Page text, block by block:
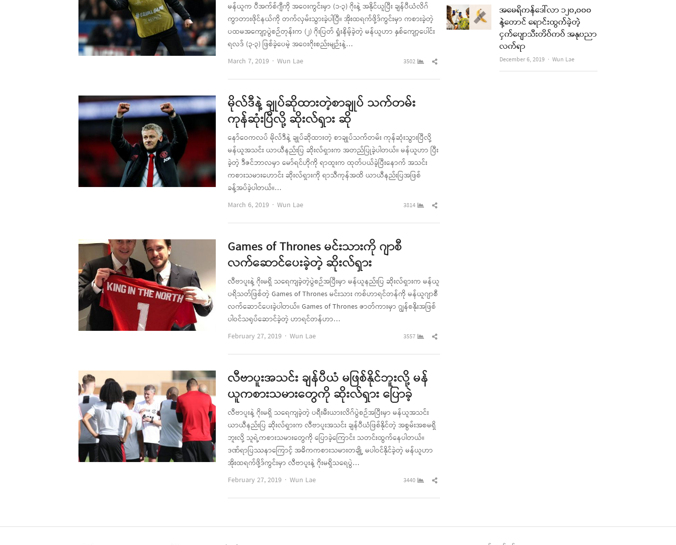
မန်ယူက ပီအက်စ်ဂျီကို အဝေးကွင်းမှာ (၁-၃) ဂိုးနဲ့ အနိုင်ယူပြီး ချန်ပီယံလိဂ်
ကွာတားဖိုင်နယ်ကို တက်လှမ်းသွားခဲ့ပါပြီ။ အိုးထရက်ဖို့ဒ်ကွင်းမှာ ကစားခဲ့တဲ့
ပထမအကျော့ပွဲစဉ်တုန်းက (၂) ဂိုးပြတ် ရှုံးနိမ့်ခဲ့တဲ့ မန်ယူဟာ နှစ်ကျော့ပေါင်း
ရလဒ် (၃-၃) ဖြစ်ခဲ့ပေမဲ့ အဝေးဂိုးစည်းမျဉ်းနဲ့…
March 7, 2019
Author
Wun Lae 3502
Share
post
မိုလ်ဒီနဲ့ ချုပ်ဆိုထားတဲ့စာချုပ် သက်တမ်း
ကုန်ဆုံးပြီလို့ ဆိုးလ်ရှား ဆို
နော်ဝေကလပ် မိုလ်ဒီနဲ့ ချုပ်ဆိုထားတဲ့ စာချုပ်သက်တမ်း ကုန်ဆုံးသွားပြီလို့
မန်ယူအသင်း ယာယီနည်းပြ ဆိုးလ်ရှားက အတည်ပြုခဲ့ပါတယ်။ မန်ယူဟာ ပြီး
ခဲ့တဲ့ ဒီဇင်ဘာလမှာ မော်ရင်ဟိုကို ရာထူးက ထုတ်ပယ်ခဲ့ပြီးနောက် အသင်း
ကစားသမားဟောင်း ဆိုးလ်ရှားကို ရာသီကုန်အထိ ယာယီနည်းပြအဖြစ်
ခန့်အပ်ခဲ့ပါတယ်။…
March 6, 2019
Author
Wun Lae 3814
Share
post
Games of Thrones မင်းသားကို ဂျာစီ
လက်ဆောင်ပေးခဲ့တဲ့ ဆိုးလ်ရှား
လီဗာပူးနဲ့ ဂိုးမရှိ သရေကျခဲ့တဲ့ပွဲစဉ်အပြီးမှာ မန်ယူနည်းပြ ဆိုးလ်ရှားက မန်ယူ
ပရိသတ်ဖြစ်တဲ့ Games of Thrones မင်းသား ကစ်ဟာရင်တန်ကို မန်ယူဂျာစီ
လက်ဆောင်ပေးခဲ့ပါတယ်။ Games of Thrones ဇာတ်ကားမှာ ဂျွန်စနိုးအဖြစ်
ပါဝင်သရုပ်ဆောင်ခဲ့တဲ့ ဟာရင်တန်ဟာ…
February 27, 2019
Author
Wun Lae 3557
Share
post
လီဗာပူးအသင်း ချန်ပီယံ မဖြစ်နိုင်ဘူးလို့ မန်
ယူကစားသမားတွေကို ဆိုးလ်ရှား ပြောခဲ့
လီဗာပူးနဲ့ ဂိုးမရှိ သရေကျခဲ့တဲ့ ပရီးမီးယားလိဂ်ပွဲစဉ်အပြီးမှာ မန်ယူအသင်း
ယာယီနည်းပြ ဆိုးလ်ရှားက လီဗာပူးအသင်း ချန်ပီယံဖြစ်နိုင်တဲ့ အစွမ်းအစမရှိ
ဘူးလို့ သူရဲ့ကစားသမားတွေကို ပြောခဲ့ကြောင်း သတင်းထွက်နေပါတယ်။
ဒဏ်ရာပြဿနာကြောင့် အဓိကကစားသမားတချို့ မပါဝင်နိုင်ခဲ့တဲ့ မန်ယူဟာ
အိုးထရက်ဖို့ဒ်ကွင်းမှာ လီဗာပူးနဲ့ ဂိုးမရှိသရေပွဲ…
February 27, 2019
Author
Wun Lae 3440
Share
post
အမေရိကန်ဒေါ်လာ ၁၂၀,၀၀၀
နဲ့တောင် ရောင်းထွက်ခဲ့တဲ့
ငှက်ပျောသီးတိပ်ကပ် အနုပညာ
လက်ရာ
December 6, 2019 Author
Wun Lae